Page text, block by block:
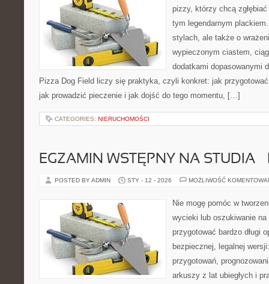
pizzy, którzy chcą
tym legendarnym
stylach, ale także o
wypieczonym ciastem,
dodatkami dopasowanymi
Pizza Dog Field liczy się praktyka, czyli konkret: jak
jak prowadzić pieczenie i jak dojść do tego momentu, […]
CATEGORIES: NIERUCHOMOŚCI
EGZAMIN WSTĘPNY NA STUDIA
POSTED BY ADMIN STY - 12 - 2026 MOŻLIWOŚĆ
Nie mogę pomóc w
wycieki lub oszukiwanie
przygotować bardzo długi
bezpiecznej, legalnej
przygotowań,
arkuszy z lat ubiegłych i